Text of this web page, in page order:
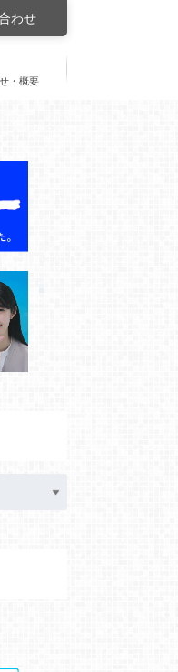
わせ
・概要